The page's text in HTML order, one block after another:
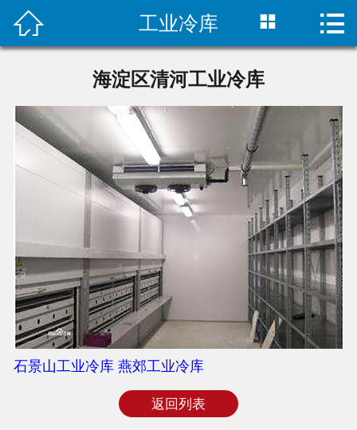
 首页
产品展示
冷库建造
冷库工程
新闻资讯
联系我们
 工业冷库  
海淀区清河工业冷库
石景山工业冷库 燕郊工业冷库
返回列表